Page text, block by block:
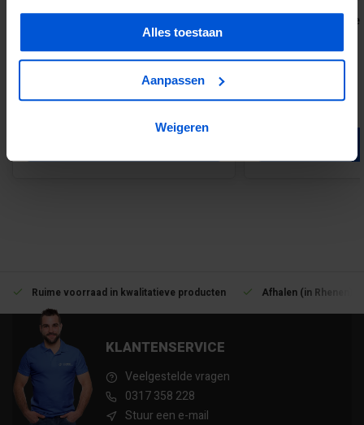
Alles toestaan
Aanpassen
Weigeren
200 Kunststof
Ruime voorraad in kwalitatieve producten Afhalen (in Rhenen)
KLANTENSERVICE
Veelgestelde vragen
0317 358 228
Stuur een e-mail